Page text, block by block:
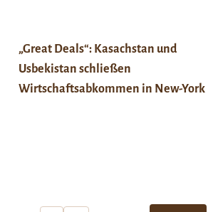
„Great Deals“: Kasachstan und
Usbekistan schließen
Wirtschaftsabkommen in New-York